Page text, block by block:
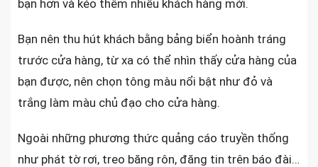
bạn hơn và kéo thêm nhiều khách hàng mới.
Bạn nên thu hút khách bằng bảng biển hoành tráng
trước cửa hàng, từ xa có thể nhìn thấy cửa hàng của
bạn được, nên chọn tông màu nổi bật như đỏ và
trắng làm màu chủ đạo cho cửa hàng.
Ngoài những phương thức quảng cáo truyền thống
như phát tờ rơi, treo băng rôn, đăng tin trên báo đài…